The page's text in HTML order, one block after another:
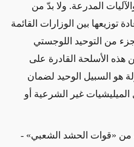
المدرعة. ولا بدّ من
بين الوزارات القائمة
من التوحيد اللوجستي
هذه الأسلحة القادرة على
هو السبيل الوحيد لضمان
الميليشيات غير الشرعية أو
«قوات الحشد الشعبي» -